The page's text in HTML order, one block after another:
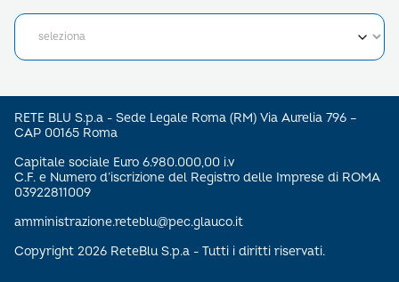
RETE BLU S.p.a - Sede Legale Roma (RM) Via Aurelia 796 –
CAP 00165 Roma
Capitale sociale Euro 6.980.000,00 i.v
C.F. e Numero d’iscrizione del Registro delle Imprese di ROMA
03922811009
amministrazione.reteblu@pec.glauco.it
Copyright 2026 ReteBlu S.p.a - Tutti i diritti riservati.